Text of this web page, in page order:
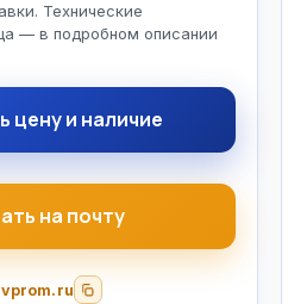
Технические
— в подробном описании
цену и наличие
на почту